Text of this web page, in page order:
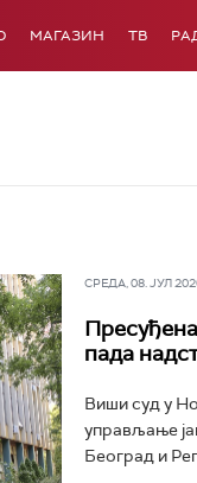
МАГАЗИН ТВ
СРЕДА, 08. ЈУЛ
пада
Виши суд у
управљање
Београд и